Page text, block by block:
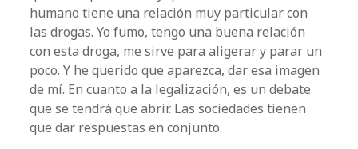
humano tiene una relación muy particular con
las drogas. Yo fumo, tengo una buena relación
con esta droga, me sirve para aligerar y parar un
poco. Y he querido que aparezca, dar esa imagen
de mí. En cuanto a la legalización, es un debate
que se tendrá que abrir. Las sociedades tienen
que dar respuestas en conjunto.